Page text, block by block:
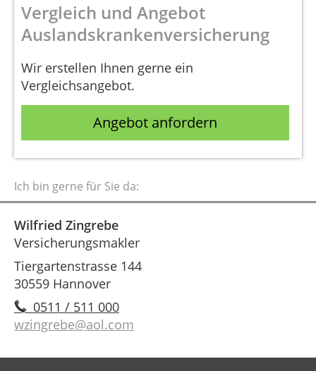
Vergleich und Angebot
Auslandskrankenversicherung
Wir erstellen Ihnen gerne ein
Vergleichsangebot.
Angebot anfordern
Ich bin gerne für Sie da:
Wilfried Zingrebe
Versicherungsmakler
Tiergartenstrasse 144
30559 Hannover
0511 / 511 000
wzingrebe@aol.com